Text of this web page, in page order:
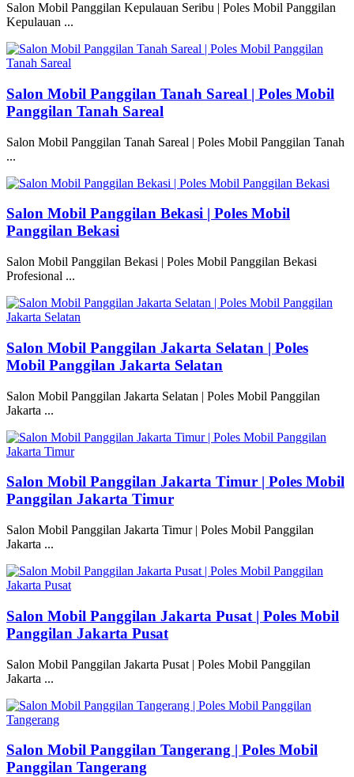
Salon Mobil Panggilan Kepulauan Seribu | Poles Mobil Panggilan
Kepulauan ...
Salon Mobil Panggilan Tanah Sareal | Poles Mobil
Panggilan Tanah Sareal
Salon Mobil Panggilan Tanah Sareal | Poles Mobil Panggilan Tanah
...
Salon Mobil Panggilan Bekasi | Poles Mobil
Panggilan Bekasi
Salon Mobil Panggilan Bekasi | Poles Mobil Panggilan Bekasi
Profesional ...
Salon Mobil Panggilan Jakarta Selatan | Poles
Mobil Panggilan Jakarta Selatan
Salon Mobil Panggilan Jakarta Selatan | Poles Mobil Panggilan
Jakarta ...
Salon Mobil Panggilan Jakarta Timur | Poles Mobil
Panggilan Jakarta Timur
Salon Mobil Panggilan Jakarta Timur | Poles Mobil Panggilan
Jakarta ...
Salon Mobil Panggilan Jakarta Pusat | Poles Mobil
Panggilan Jakarta Pusat
Salon Mobil Panggilan Jakarta Pusat | Poles Mobil Panggilan
Jakarta ...
Salon Mobil Panggilan Tangerang | Poles Mobil
Panggilan Tangerang